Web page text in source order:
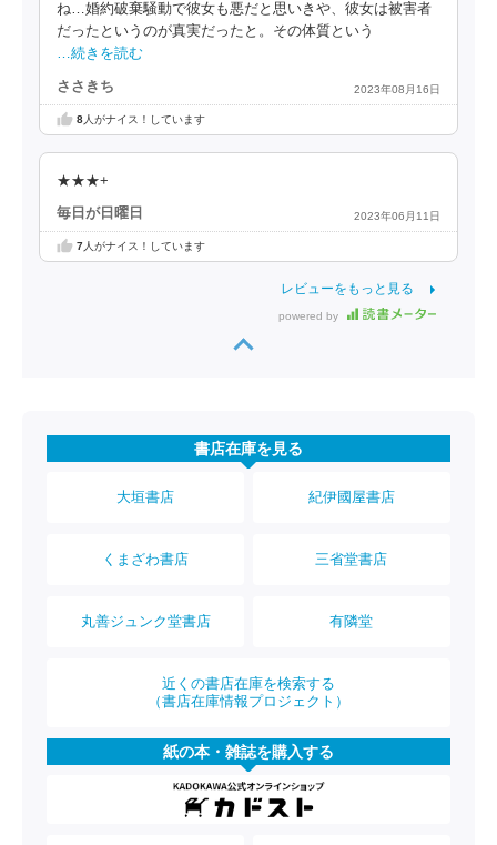
ね…婚約破棄騒動で彼女も悪だと思いきや、彼女は被害者
だったというのが真実だったと。その体質という
…続きを読む
ささきち 2023年08月16日
8人がナイス！しています
★★★+
毎日が日曜日 2023年06月11日
7人がナイス！しています
レビューをもっと見る
powered by
書店在庫を見る
大垣書店 紀伊國屋書店
くまざわ書店 三省堂書店
丸善ジュンク堂書店 有隣堂
近くの書店在庫を検索する
（書店在庫情報プロジェクト）
紙の本・雑誌を購入する